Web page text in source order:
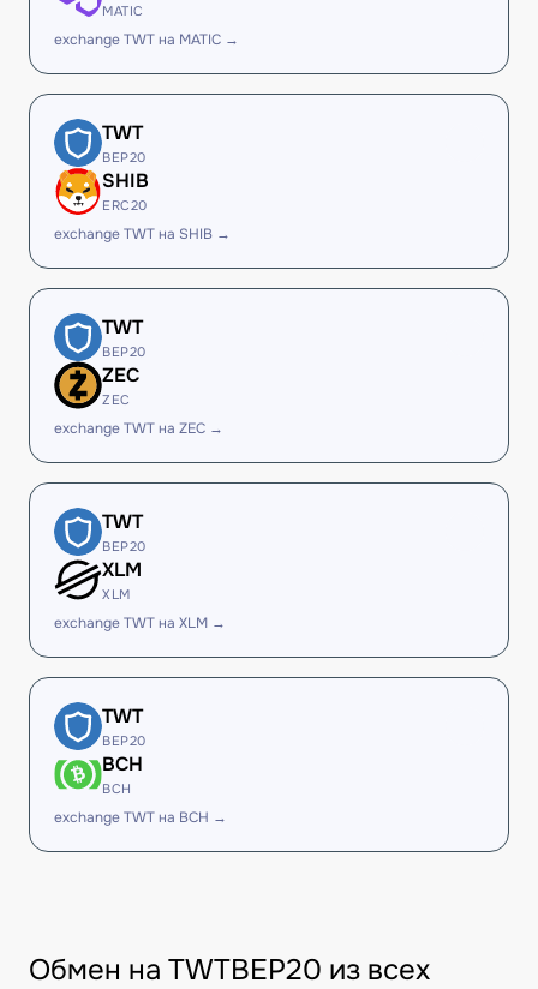
MATIC
exchange TWT на MATIC →
TWT
BEP20
SHIB
ERC20
exchange TWT на SHIB →
TWT
BEP20
ZEC
ZEC
exchange TWT на ZEC →
TWT
BEP20
XLM
XLM
exchange TWT на XLM →
TWT
BEP20
BCH
BCH
exchange TWT на BCH →
Обмен на TWTBEP20 из всех